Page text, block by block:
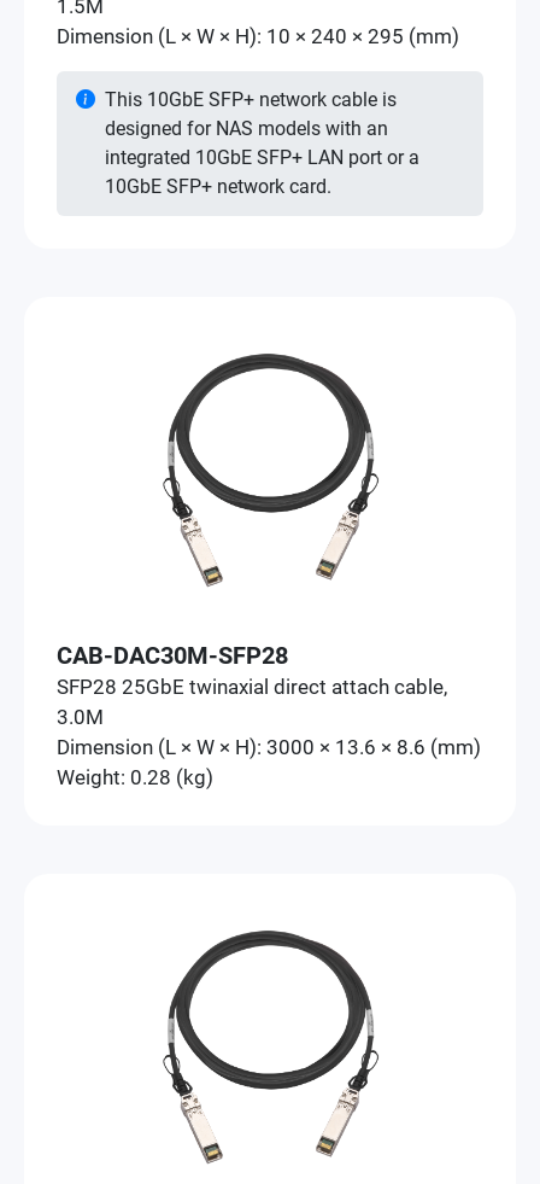
1.5M
Dimension (L × W × H): 10 × 240 × 295 (mm)
This 10GbE SFP+ network cable is
designed for NAS models with an
integrated 10GbE SFP+ LAN port or a
10GbE SFP+ network card.
CAB-DAC30M-SFP28
SFP28 25GbE twinaxial direct attach cable,
3.0M
Dimension (L × W × H): 3000 × 13.6 × 8.6 (mm)
Weight: 0.28 (kg)